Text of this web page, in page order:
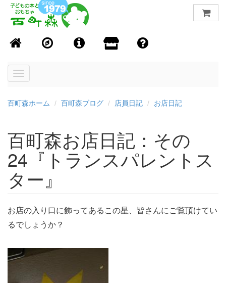
Toggle
百町森ホーム 百町森ブログ 店員日記 お店日記
百町森お店日記：その
24『トランスパレントス
ター』
お店の入り口に飾ってあるこの星、皆さんにご覧頂けてい
るでしょうか？